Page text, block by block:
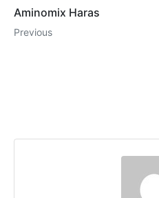
Aminomix Haras
Previous